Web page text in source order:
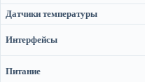
Датчики температуры
Интерфейсы
Питание